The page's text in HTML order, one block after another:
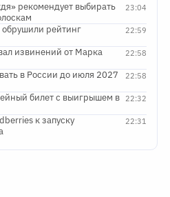
23:04
рекомендует выбирать
22:59
рейтинг
22:58
извинений от Марка
22:58
в России до июля 2027
22:32
билет с выигрышем в
22:31
к запуску